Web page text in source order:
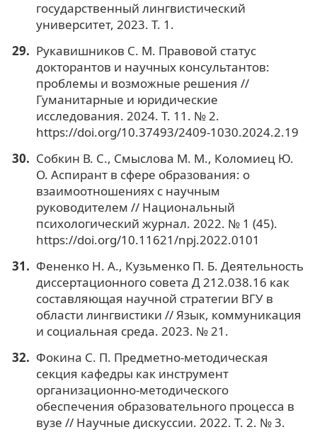
государственный лингвистический
университет, 2023. Т. 1.
Рукавишников С. М. Правовой статус
докторантов и научных консультантов:
проблемы и возможные решения //
Гуманитарные и юридические
исследования. 2024. Т. 11. № 2.
https://doi.org/10.37493/2409-1030.2024.2.19
Собкин В. С., Смыслова М. М., Коломиец Ю.
О. Аспирант в сфере образования: о
взаимоотношениях с научным
руководителем // Национальный
психологический журнал. 2022. № 1 (45).
https://doi.org/10.11621/npj.2022.0101
Фененко Н. А., Кузьменко П. Б. Деятельность
диссертационного совета Д 212.038.16 как
составляющая научной стратегии ВГУ в
области лингвистики // Язык, коммуникация
и социальная среда. 2023. № 21.
Фокина С. П. Предметно-методическая
секция кафедры как инструмент
организационно-методического
обеспечения образовательного процесса в
вузе // Научные дискуссии. 2022. Т. 2. № 3.